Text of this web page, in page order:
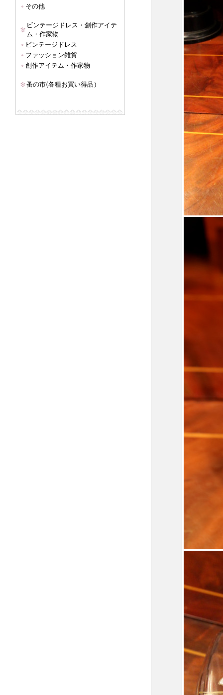
その他
ビンテージドレス・創作アイテ
ム・作家物
ビンテージドレス
ファッション雑貨
創作アイテム・作家物
蚤の市(各種お買い得品）